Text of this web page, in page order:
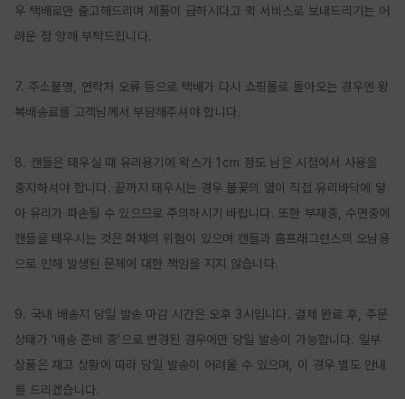
우 택배로만 출고해드리며 제품이 급하시다고 퀵 서비스로 보내드리기는 어
려운 점 양해 부탁드립니다.
7. 주소불명, 연락처 오류 등으로 택배가 다시 쇼핑몰로 돌아오는 경우엔 왕
복배송료를 고객님께서 부담해주셔야 합니다.
8. 캔들은 태우실 때 유리용기에 왁스가 1cm 정도 남은 시점에서 사용을
중지하셔야 합니다. 끝까지 태우시는 경우 불꽃의 열이 직접 유리바닥에 닿
아 유리가 파손될 수 있으므로 주의하시기 바랍니다. 또한 부재중, 수면중에
캔들을 태우시는 것은 화재의 위험이 있으며 캔들과 홈프래그런스의 오남용
으로 인해 발생된 문제에 대한 책임을 지지 않습니다.
9. 국내 배송지 당일 발송 마감 시간은 오후 3시입니다. 결제 완료 후, 주문
상태가 '배송 준비 중'으로 변경된 경우에만 당일 발송이 가능합니다. 일부
상품은 재고 상황에 따라 당일 발송이 어려울 수 있으며, 이 경우 별도 안내
를 드리겠습니다.